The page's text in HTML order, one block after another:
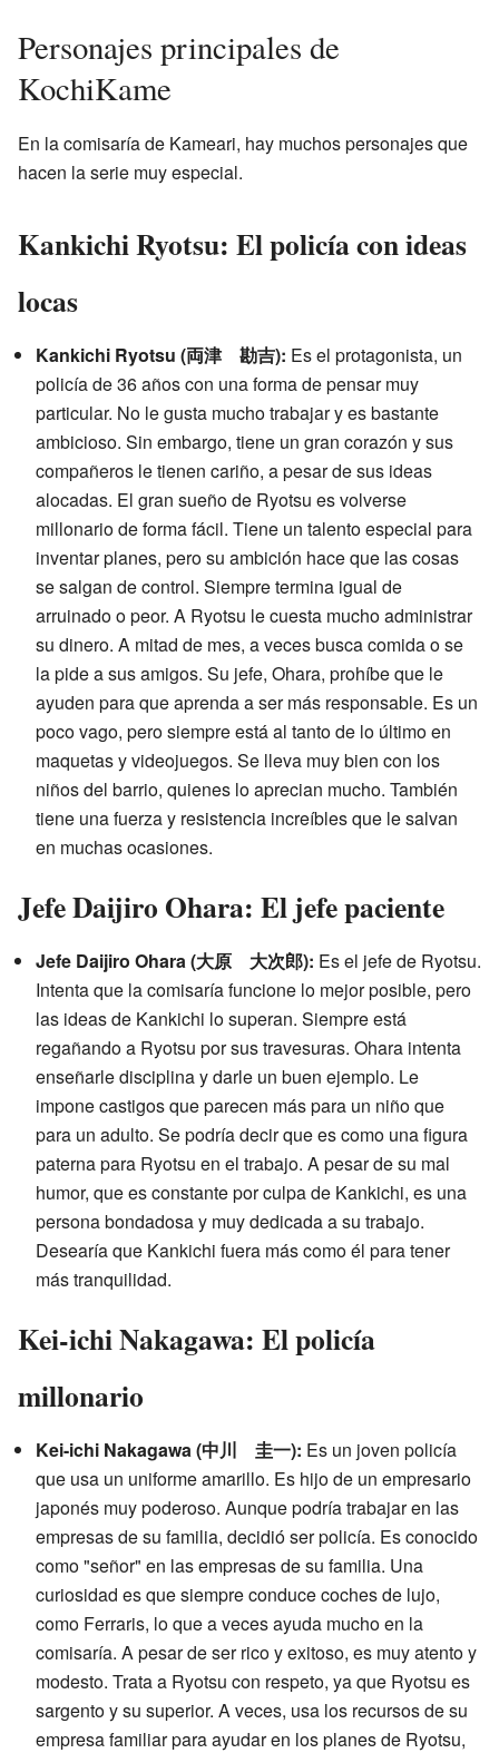
Personajes principales de
KochiKame
En la comisaría de Kameari, hay muchos personajes que
hacen la serie muy especial.
Kankichi Ryotsu: El policía con ideas
locas
Kankichi Ryotsu (両津 勘吉): Es el protagonista, un
policía de 36 años con una forma de pensar muy
particular. No le gusta mucho trabajar y es bastante
ambicioso. Sin embargo, tiene un gran corazón y sus
compañeros le tienen cariño, a pesar de sus ideas
alocadas. El gran sueño de Ryotsu es volverse
millonario de forma fácil. Tiene un talento especial para
inventar planes, pero su ambición hace que las cosas
se salgan de control. Siempre termina igual de
arruinado o peor. A Ryotsu le cuesta mucho administrar
su dinero. A mitad de mes, a veces busca comida o se
la pide a sus amigos. Su jefe, Ohara, prohíbe que le
ayuden para que aprenda a ser más responsable. Es un
poco vago, pero siempre está al tanto de lo último en
maquetas y videojuegos. Se lleva muy bien con los
niños del barrio, quienes lo aprecian mucho. También
tiene una fuerza y resistencia increíbles que le salvan
en muchas ocasiones.
Jefe Daijiro Ohara: El jefe paciente
Jefe Daijiro Ohara (大原 大次郎): Es el jefe de Ryotsu.
Intenta que la comisaría funcione lo mejor posible, pero
las ideas de Kankichi lo superan. Siempre está
regañando a Ryotsu por sus travesuras. Ohara intenta
enseñarle disciplina y darle un buen ejemplo. Le
impone castigos que parecen más para un niño que
para un adulto. Se podría decir que es como una figura
paterna para Ryotsu en el trabajo. A pesar de su mal
humor, que es constante por culpa de Kankichi, es una
persona bondadosa y muy dedicada a su trabajo.
Desearía que Kankichi fuera más como él para tener
más tranquilidad.
Kei-ichi Nakagawa: El policía
millonario
Kei-ichi Nakagawa (中川 圭一): Es un joven policía
que usa un uniforme amarillo. Es hijo de un empresario
japonés muy poderoso. Aunque podría trabajar en las
empresas de su familia, decidió ser policía. Es conocido
como "señor" en las empresas de su familia. Una
curiosidad es que siempre conduce coches de lujo,
como Ferraris, lo que a veces ayuda mucho en la
comisaría. A pesar de ser rico y exitoso, es muy atento y
modesto. Trata a Ryotsu con respeto, ya que Ryotsu es
sargento y su superior. A veces, usa los recursos de su
empresa familiar para ayudar en los planes de Ryotsu,